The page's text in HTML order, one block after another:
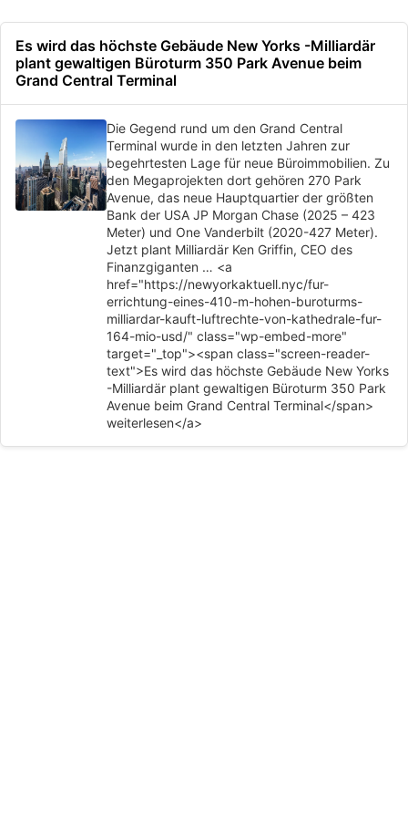
Es wird das höchste Gebäude New Yorks -Milliardär
plant gewaltigen Büroturm 350 Park Avenue beim
Grand Central Terminal
Die Gegend rund um den Grand Central
Terminal wurde in den letzten Jahren zur
begehrtesten Lage für neue Büroimmobilien. Zu
den Megaprojekten dort gehören 270 Park
Avenue, das neue Hauptquartier der größten
Bank der USA JP Morgan Chase (2025 – 423
Meter) und One Vanderbilt (2020-427 Meter).
Jetzt plant Milliardär Ken Griffin, CEO des
Finanzgiganten … <a
href="https://newyorkaktuell.nyc/fur-
errichtung-eines-410-m-hohen-buroturms-
milliardar-kauft-luftrechte-von-kathedrale-fur-
164-mio-usd/" class="wp-embed-more"
target="_top"><span class="screen-reader-
text">Es wird das höchste Gebäude New Yorks
-Milliardär plant gewaltigen Büroturm 350 Park
Avenue beim Grand Central Terminal</span>
weiterlesen</a>